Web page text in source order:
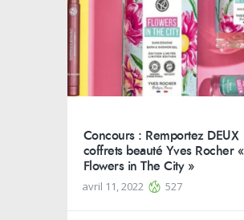
Concours : Remportez DEUX
coffrets beauté Yves Rocher «
Flowers in The City »
avril 11, 2022 527